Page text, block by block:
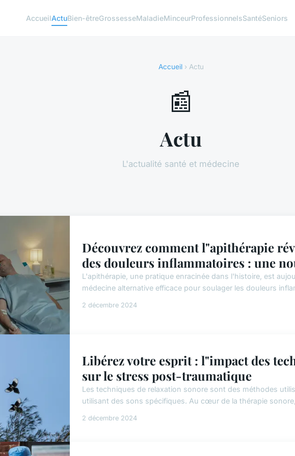
AccueilActuBien-êtreGrossesseMaladieMinceurProfessionnelsSantéSeniors
Accueil› Actu
📰
Actu
L'actualité santé et médecine
Découvrez comment l"apithérapie
des douleurs inflammatoires : une
L'apithérapie, une pratique enracinée dans l'histoire, est
médecine alternative efficace pour soulager les douleurs
2 décembre 2024
Libérez votre esprit : l"impact des
sur le stress post-traumatique
Les techniques de relaxation sonore sont des méthodes
utilisant des sons spécifiques. Au cœur de la thérapie
2 décembre 2024